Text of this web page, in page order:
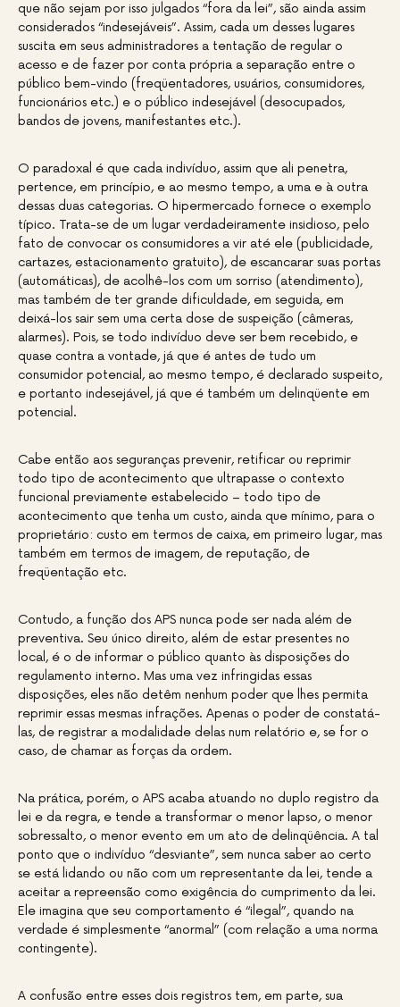
que não sejam por isso julgados “fora da lei”, são ainda assim
considerados “indesejáveis”. Assim, cada um desses lugares
suscita em seus administradores a tentação de regular o
acesso e de fazer por conta própria a separação entre o
público bem-vindo (freqüentadores, usuários, consumidores,
funcionários etc.) e o público indesejável (desocupados,
bandos de jovens, manifestantes etc.).
O paradoxal é que cada indivíduo, assim que ali penetra,
pertence, em princípio, e ao mesmo tempo, a uma e à outra
dessas duas categorias. O hipermercado fornece o exemplo
típico. Trata-se de um lugar verdadeiramente insidioso, pelo
fato de convocar os consumidores a vir até ele (publicidade,
cartazes, estacionamento gratuito), de escancarar suas portas
(automáticas), de acolhê-los com um sorriso (atendimento),
mas também de ter grande dificuldade, em seguida, em
deixá-los sair sem uma certa dose de suspeição (câmeras,
alarmes). Pois, se todo indivíduo deve ser bem recebido, e
quase contra a vontade, já que é antes de tudo um
consumidor potencial, ao mesmo tempo, é declarado suspeito,
e portanto indesejável, já que é também um delinqüente em
potencial.
Cabe então aos seguranças prevenir, retificar ou reprimir
todo tipo de acontecimento que ultrapasse o contexto
funcional previamente estabelecido – todo tipo de
acontecimento que tenha um custo, ainda que mínimo, para o
proprietário: custo em termos de caixa, em primeiro lugar, mas
também em termos de imagem, de reputação, de
freqüentação etc.
Contudo, a função dos APS nunca pode ser nada além de
preventiva. Seu único direito, além de estar presentes no
local, é o de informar o público quanto às disposições do
regulamento interno. Mas uma vez infringidas essas
disposições, eles não detêm nenhum poder que lhes permita
reprimir essas mesmas infrações. Apenas o poder de constatá-
las, de registrar a modalidade delas num relatório e, se for o
caso, de chamar as forças da ordem.
Na prática, porém, o APS acaba atuando no duplo registro da
lei e da regra, e tende a transformar o menor lapso, o menor
sobressalto, o menor evento em um ato de delinqüência. A tal
ponto que o indivíduo “desviante”, sem nunca saber ao certo
se está lidando ou não com um representante da lei, tende a
aceitar a repreensão como exigência do cumprimento da lei.
Ele imagina que seu comportamento é “ilegal”, quando na
verdade é simplesmente “anormal” (com relação a uma norma
contingente).
A confusão entre esses dois registros tem, em parte, sua